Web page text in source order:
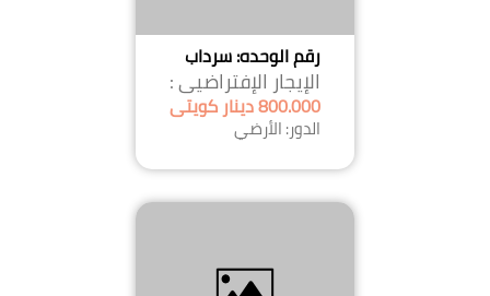
رقم الوحده: سرداب
الإيجار الإفتراضيى :
800.000 دينار كويتى
الدور: الأرضي